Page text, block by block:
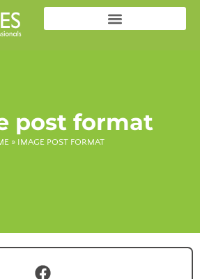
post format
» IMAGE POST FORMAT